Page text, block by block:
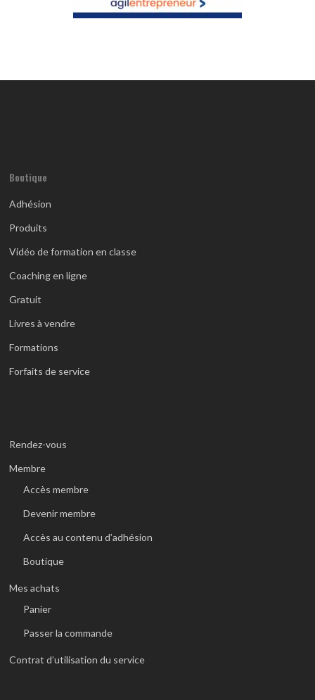
Boutique
Adhésion
Produits
Vidéo de formation en classe
Coaching en ligne
Gratuit
Livres à vendre
Formations
Forfaits de service
Rendez-vous
Membre
Accès membre
Devenir membre
Accès au contenu d’adhésion
Boutique
Mes achats
Panier
Passer la commande
Contrat d’utilisation du service